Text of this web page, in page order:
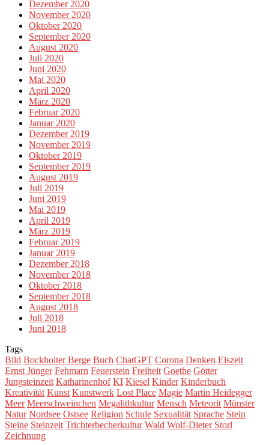
Dezember 2020
November 2020
Oktober 2020
September 2020
August 2020
Juli 2020
Juni 2020
Mai 2020
April 2020
März 2020
Februar 2020
Januar 2020
Dezember 2019
November 2019
Oktober 2019
September 2019
August 2019
Juli 2019
Juni 2019
Mai 2019
April 2019
März 2019
Februar 2019
Januar 2019
Dezember 2018
November 2018
Oktober 2018
September 2018
August 2018
Juli 2018
Juni 2018
Tags
Bild Bockholter Berge Buch ChatGPT Corona Denken Eiszeit
Ernst Jünger Fehmarn Feuerstein Freiheit Goethe Götter
Jungsteinzeit Katharinenhof KI Kiesel Kinder Kinderbuch
Kreativität Kunst Kunstwerk Lost Place Magie Martin Heidegger
Meer Meerschweinchen Megalithkultur Mensch Meteorit Münster
Natur Nordsee Ostsee Religion Schule Sexualität Sprache Stein
Steine Steinzeit Trichterbecherkultur Wald Wolf-Dieter Storl
Zeichnung